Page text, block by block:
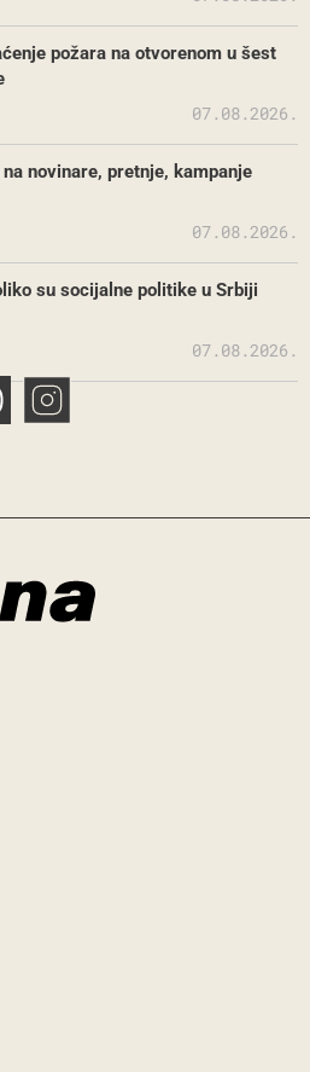
požara na otvorenom u šest
07.08.2026.
novinare, pretnje, kampanje
07.08.2026.
su socijalne politike u Srbiji
07.08.2026.